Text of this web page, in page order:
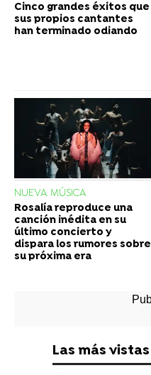
Cinco grandes éxitos que
sus propios cantantes
han terminado odiando
NUEVA MÚSICA
Rosalía reproduce una
canción inédita en su
último concierto y
dispara los rumores sobre
su próxima era
Las más vistas